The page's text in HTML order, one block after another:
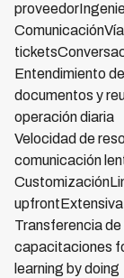
Entendimiento
documentos y
operación diaria
Velocidad de
comunicación
Transferencia
capacitaciones
learning by doing